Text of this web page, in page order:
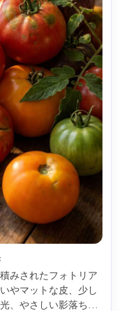
みされたフォトリア
やマットな皮、少し
、やさしい影落ち、